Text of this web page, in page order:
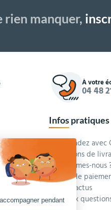
rien manquer,
À votre
04 48
des
Infos pratiques
Commandez
Conditions de
Qui sommes-nous
Modes de
Blog et actus
Foire aux